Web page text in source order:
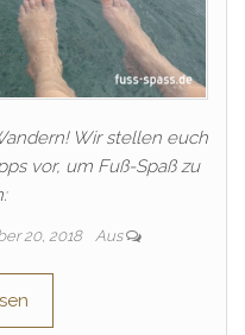
Wir stellen euch
vor, um Fuß-Spaß zu
20, 2018 Aus